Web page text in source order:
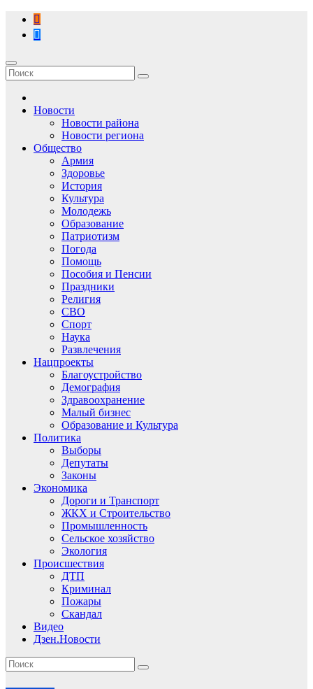
Перейти
содержимому
Новости
Новости района
Новости региона
Общество
Армия
Здоровье
История
Культура
Молодежь
Образование
Патриотизм
Погода
Помощь
Пособия и Пенсии
Праздники
Религия
СВО
Спорт
Наука
Развлечения
Нацпроекты
Благоустройство
Демография
Здравоохранение
Малый бизнес
Образование и Культура
Политика
Выборы
Депутаты
Законы
Экономика
Дороги и Транспорт
ЖКХ и Строительство
Промышленность
Сельское хозяйство
Экология
Происшествия
ДТП
Криминал
Пожары
Скандал
Видео
Дзен.Новости